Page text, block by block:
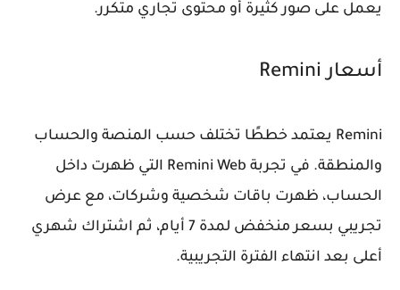
يعمل على صور كثيرة أو محتوى تجاري متكرر.
أسعار Remini
Remini يعتمد خططًا تختلف حسب المنصة والحساب
والمنطقة. في تجربة Remini Web التي ظهرت داخل
الحساب، ظهرت باقات شخصية وشركات، مع عرض
تجريبي بسعر منخفض لمدة 7 أيام، ثم اشتراك شهري
أعلى بعد انتهاء الفترة التجريبية.